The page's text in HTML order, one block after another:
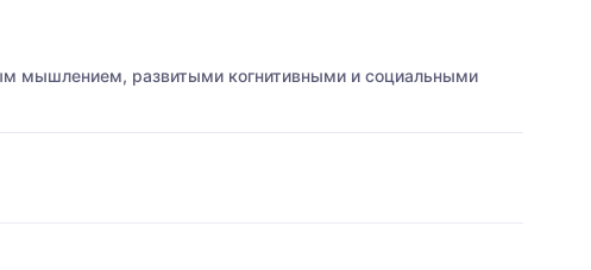
мышлением, развитыми когнитивными и социальными